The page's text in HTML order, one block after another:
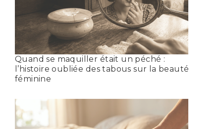
Quand se maquiller était un péché :
l’histoire oubliée des tabous sur la beauté
féminine